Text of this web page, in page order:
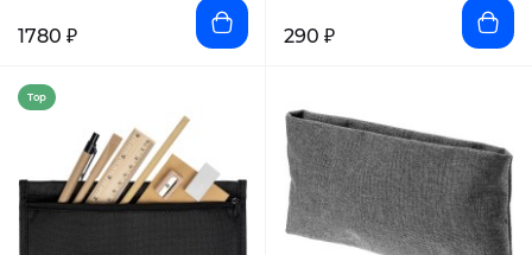
1780 ₽ 290 ₽
Top